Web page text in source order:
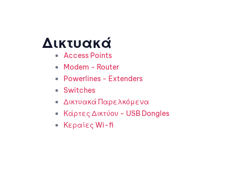
Δικτυακά
Access Points
Modem - Router
Powerlines - Extenders
Switches
Δικτυακά Παρελκόμενα
Κάρτες Δικτύου - USB Dongles
Κεραίες Wi-fi